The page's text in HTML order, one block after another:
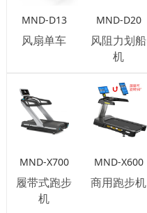
MND-D13
风扇单车
MND-D20
风阻力划船
机
MND-X700
履带式跑步
机
MND-X600
商用跑步机